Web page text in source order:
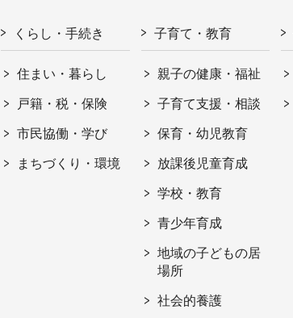
くらし・手続き
住まい・暮らし
戸籍・税・保険
市民協働・学び
まちづくり・環境
子育て・教育
親子の健康・福祉
子育て支援・相談
保育・幼児教育
放課後児童育成
学校・教育
青少年育成
地域の子どもの居
場所
社会的養護